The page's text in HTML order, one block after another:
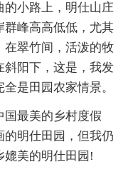
的小路上，明仕山庄
群峰高高低低，尤其
在翠竹间，活泼的牧
斜阳下，这是，我发
是田园农家情景。
国最美的乡村度假
明仕田园，但我仍
美的明仕田园!